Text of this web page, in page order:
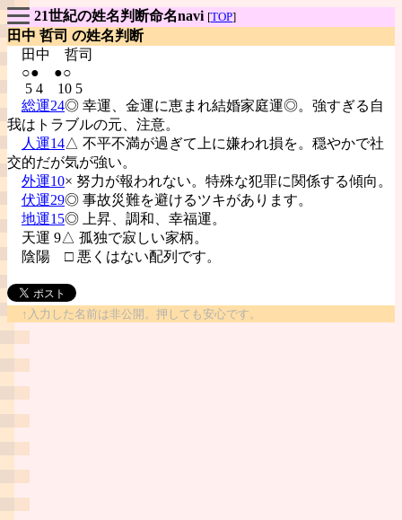
21世紀の姓名判断命名navi [TOP]
田中 哲司 の姓名判断
田中 哲司
○● ●○
5 4 10 5
総運24◎ 幸運、金運に恵まれ結婚家庭運◎。強すぎる自
我はトラブルの元、注意。
人運14△ 不平不満が過ぎて上に嫌われ損を。穏やかで社
交的だが気が強い。
外運10× 努力が報われない。特殊な犯罪に関係する傾向。
伏運29◎ 事故災難を避けるツキがあります。
地運15◎ 上昇、調和、幸福運。
天運 9△ 孤独で寂しい家柄。
陰陽 □ 悪くはない配列です。
↑入力した名前は非公開。押しても安心です。